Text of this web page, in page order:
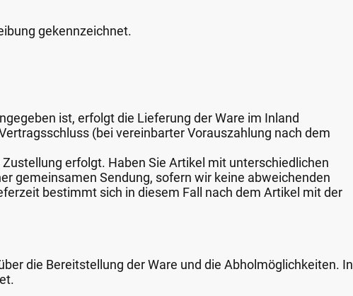
gekennzeichnet.
ist, erfolgt die Lieferung der Ware im Inland
(bei vereinbarter Vorauszahlung nach dem
erfolgt. Haben Sie Artikel mit unterschiedlichen
gemeinsamen Sendung, sofern wir keine abweichenden
bestimmt sich in diesem Fall nach dem Artikel mit der
die Bereitstellung der Ware und die Abholmöglichkeiten. In